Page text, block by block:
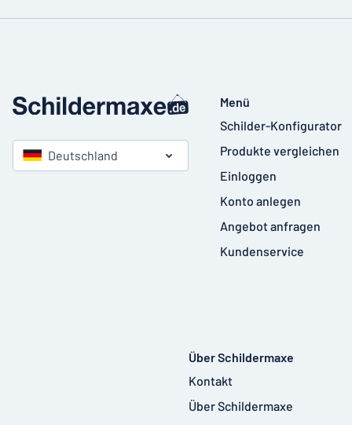
Deutschland
Menü
Schilder-Konfigurator
Produkte vergleichen
Einloggen
Konto anlegen
Angebot anfragen
Kundenservice
Über Schildermaxe
Kontakt
Über Schildermaxe